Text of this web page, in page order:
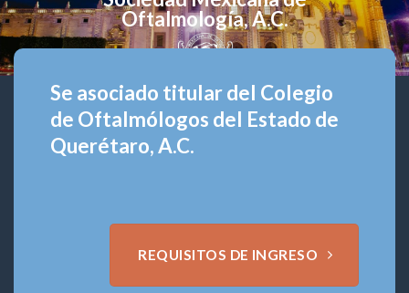
Oftalmología, A.C.
Se asociado titular del Colegio
de Oftalmólogos del Estado de
Querétaro, A.C.
REQUISITOS DE INGRESO